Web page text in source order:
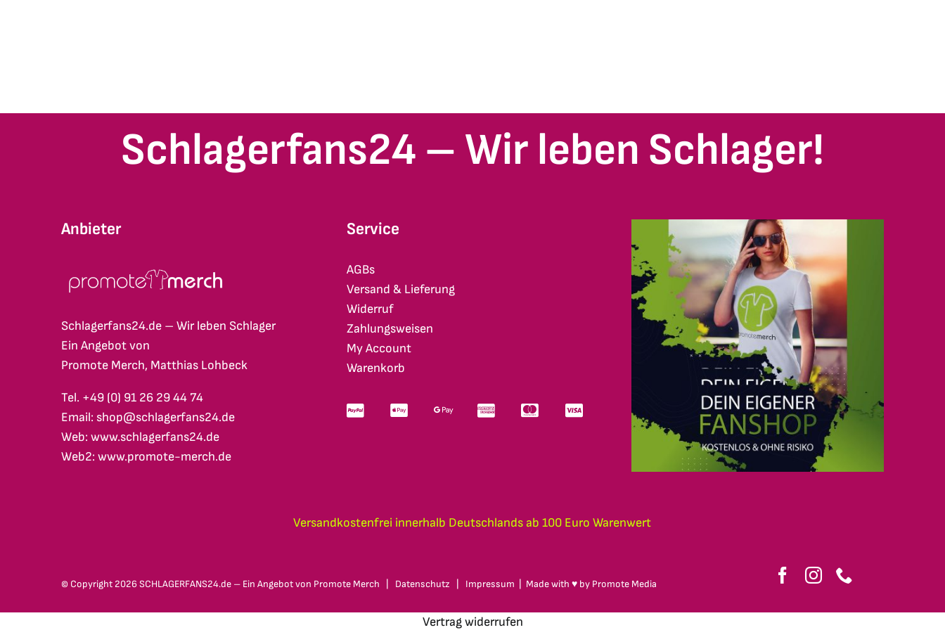
Schlagerfans24 – Wir leben Schlager!
Anbieter
Schlagerfans24.de – Wir leben Schlager
Ein Angebot von
Promote Merch, Matthias Lohbeck
Tel. +49 (0) 91 26 29 44 74
Email: shop@schlagerfans24.de
Web: www.schlagerfans24.de
Web2: www.promote-merch.de
Service
AGBs
Versand & Lieferung
Widerruf
Zahlungsweisen
My Account
Warenkorb
Versandkostenfrei innerhalb Deutschlands ab 100 Euro Warenwert
© Copyright 2026 SCHLAGERFANS24.de – Ein Angebot von Promote Merch Datenschutz Impressum | Made with ♥ by Promote Media
Vertrag widerrufen